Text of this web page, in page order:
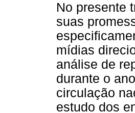
No presente
suas
mídias
análise de
durante o
circulação
estudo dos